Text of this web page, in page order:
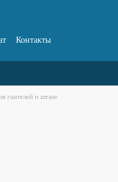
Контакты
гантелей и штанг